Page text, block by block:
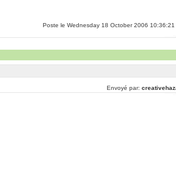
Poste le Wednesday 18 October 2006 10:36:21
Envoyé par: